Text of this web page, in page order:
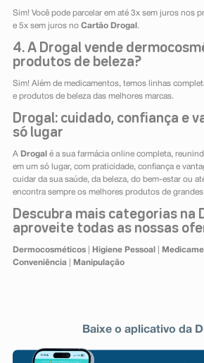
Sim! Você pode parcelar em até 3x sem juros nos
e 5x sem juros no Cartão Drogal .
4. A Drogal vende
produtos de beleza?
Sim! Além de medicamentos, temos linhas
e produtos de beleza das melhores marcas.
Drogal: cuidado, confiança e
só lugar
A Drogal é a sua farmácia online completa,
em um só lugar, com praticidade, confiança e
cuidar da sua saúde, da beleza, do bem-estar ou
encontra sempre os melhores produtos de grandes
Descubra mais categorias na
aproveite todas as nossas
Dermocosméticos| Higiene Pessoal
Conveniência| Manipulação
Baixe o aplicativo da